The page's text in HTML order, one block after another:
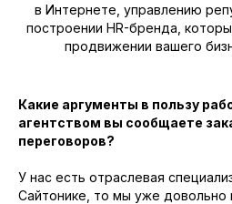
в Интернете, управлению
построении HR-бренда,
продвижении вашего
Какие аргументы в пользу
агентством вы сообщаете
переговоров?
У нас есть отраслевая
Сайтонике, то мы уже довольно